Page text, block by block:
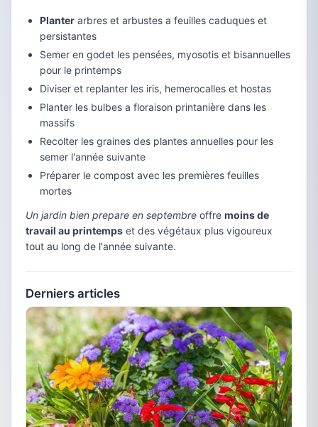
Planter arbres et arbustes a feuilles caduques et
persistantes
Semer en godet les pensées, myosotis et bisannuelles
pour le printemps
Diviser et replanter les iris, hemerocalles et hostas
Planter les bulbes a floraison printanière dans les
massifs
Recolter les graines des plantes annuelles pour les
semer l'année suivante
Préparer le compost avec les premières feuilles
mortes
Un jardin bien prepare en septembre offre moins de
travail au printemps et des végétaux plus vigoureux
tout au long de l'année suivante.
Derniers articles